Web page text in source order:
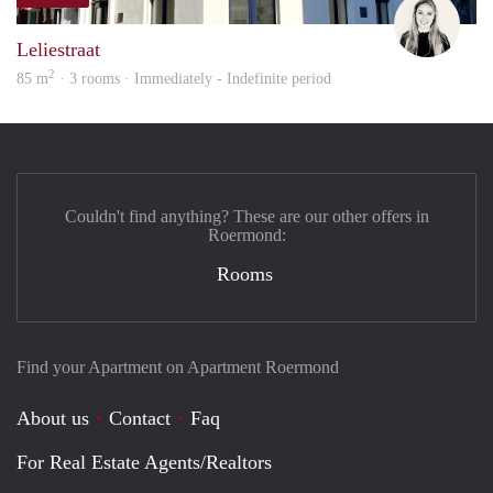
Leliestraat
85 m2 · 3 rooms · Immediately - Indefinite period
Find your Apartment on Apartment Roermond
About us Contact
Faq
For Real Estate Agents/Realtors
Couldn't find anything? These are our other offers in
Roermond:
Rooms